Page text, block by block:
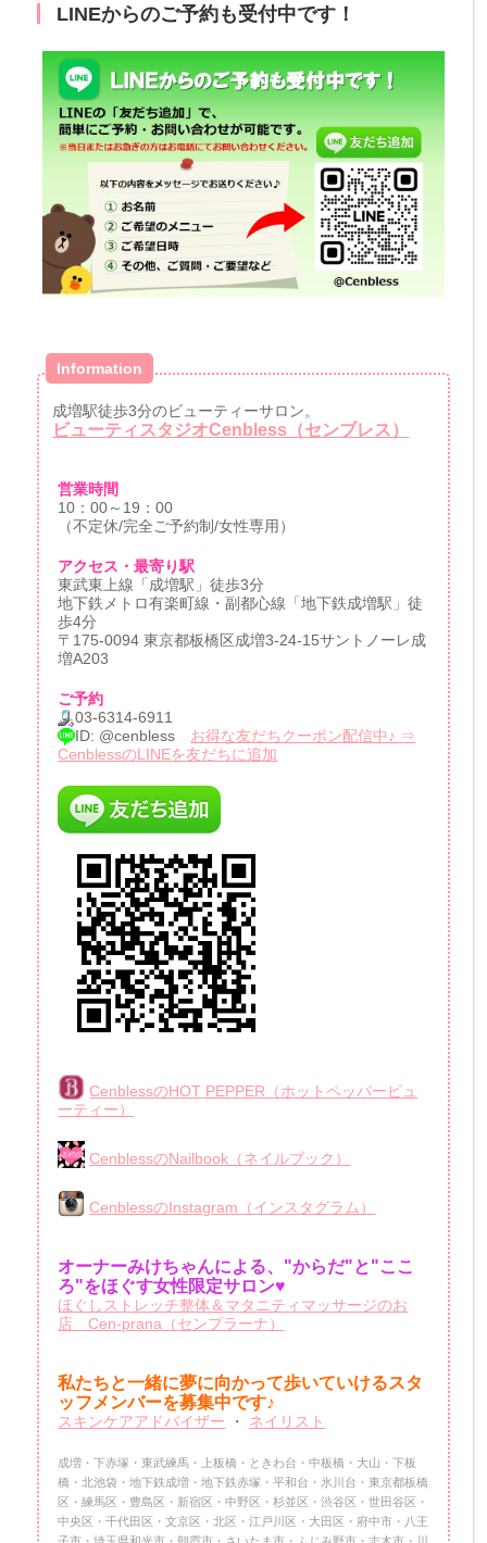
LINEからのご予約も受付中です！
Information
成増駅徒歩3分のビューティーサロン。
ビューティスタジオCenbless（センブレス）
営業時間
10：00～19：00
（不定休/完全ご予約制/女性専用）
アクセス・最寄り駅
東武東上線「成増駅」徒歩3分
地下鉄メトロ有楽町線・副都心線「地下鉄成増駅」徒
歩4分
〒175-0094 東京都板橋区成増3-24-15サントノーレ成
増A203
ご予約
03-6314-6911
ID: @cenbless お得な友だちクーポン配信中♪ ⇒
CenblessのLINEを友だちに追加
CenblessのHOT PEPPER（ホットペッパービュ
ーティー）
CenblessのNailbook（ネイルブック）
CenblessのInstagram（インスタグラム）
オーナーみけちゃんによる、"からだ"と"ここ
ろ"をほぐす女性限定サロン♥
ほぐしストレッチ整体＆マタニティマッサージのお
店 Cen-prana（センプラーナ）
私たちと一緒に夢に向かって歩いていけるスタ
ッフメンバーを募集中です♪
スキンケアアドバイザー ・ ネイリスト
成増・下赤塚・東武練馬・上板橋・ときわ台・中板橋・大山・下板
橋・北池袋・地下鉄成増・地下鉄赤塚・平和台・氷川台・東京都板橋
区・練馬区・豊島区・新宿区・中野区・杉並区・渋谷区・世田谷区・
中央区・千代田区・文京区・北区・江戸川区・大田区・府中市・八王